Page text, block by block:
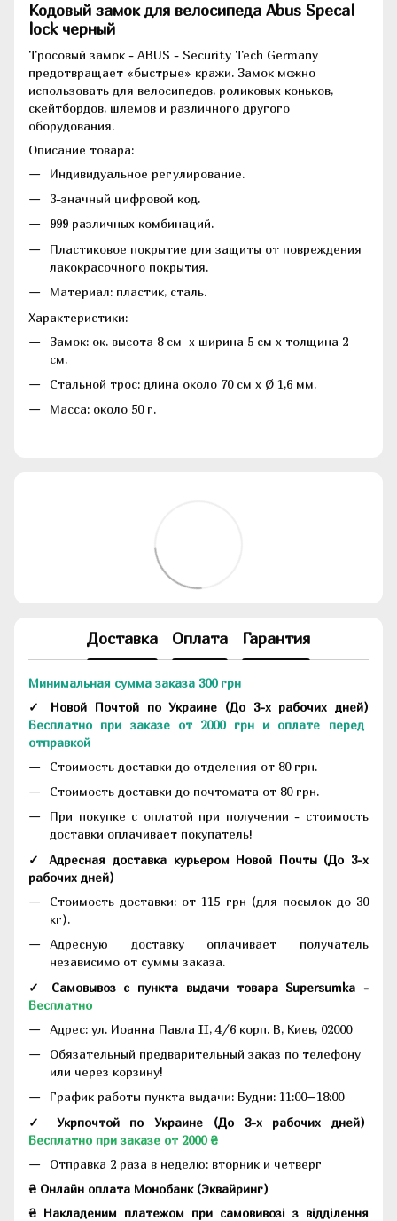
Кодовый замок для велосипеда Abus Specal
lock черный
Тросовый замок - ABUS - Security Tech Germany
предотвращает «быстрые» кражи. Замок можно
использовать для велосипедов, роликовых коньков,
скейтбордов, шлемов и различного другого
оборудования.
Описание товара:
Индивидуальное регулирование.
3-значный цифровой код.
999 различных комбинаций.
Пластиковое покрытие для защиты от повреждения
лакокрасочного покрытия.
Материал: пластик, сталь.
Характеристики:
Замок: ок. высота 8 см х ширина 5 см х толщина 2
см.
Стальной трос: длина около 70 см x Ø 1,6 мм.
Масса: около 50 г.
Доставка Оплата Гарантия
Минимальная сумма заказа 300 грн
✓ Новой Почтой по Украине (До 3-х рабочих дней)
Бесплатно при заказе от 2000 грн и оплате перед
отправкой
Стоимость доставки до отделения от 80 грн.
Стоимость доставки до почтомата от 80 грн.
При покупке с оплатой при получении - стоимость
доставки оплачивает покупатель!
✓ Адресная доставка курьером Новой Почты (До 3-х
рабочих дней)
Стоимость доставки: от 115 грн (для посылок до 30
кг).
Адресную доставку оплачивает получатель
независимо от суммы заказа.
✓ Самовывоз с пункта выдачи товара Supersumka -
Бесплатно
Адрес: ул. Иоанна Павла II, 4/6 корп. В, Киев, 02000
Обязательный предварительный заказ по телефону
или через корзину!
График работы пункта выдачи: Будни: 11:00–18:00
✓ Укрпочтой по Украине (До 3-х рабочих дней)
Бесплатно при заказе от 2000 ₴
Отправка 2 раза в неделю: вторник и четверг
₴ Онлайн оплата Монобанк (Эквайринг)
₴ Накладеним платежом при самовивозі з відділення